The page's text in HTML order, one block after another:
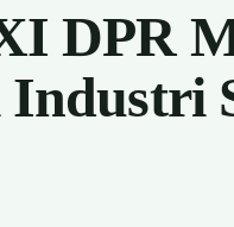
DPR
Industri